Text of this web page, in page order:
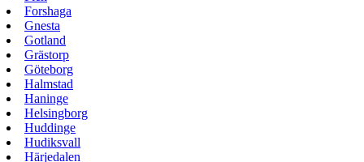
Forshaga
Gnesta
Gotland
Grästorp
Göteborg
Halmstad
Haninge
Helsingborg
Huddinge
Hudiksvall
Härjedalen